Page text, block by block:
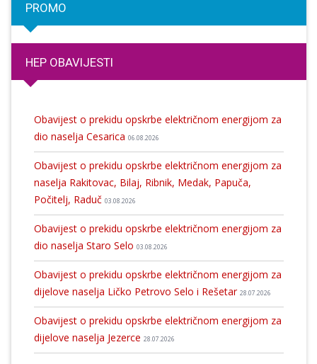
PROMO
HEP OBAVIJESTI
Obavijest o prekidu opskrbe električnom energijom za
dio naselja Cesarica 06.08.2026
Obavijest o prekidu opskrbe električnom energijom za
naselja Rakitovac, Bilaj, Ribnik, Medak, Papuča,
Počitelj, Raduč 03.08.2026
Obavijest o prekidu opskrbe električnom energijom za
dio naselja Staro Selo 03.08.2026
Obavijest o prekidu opskrbe električnom energijom za
dijelove naselja Ličko Petrovo Selo i Rešetar 28.07.2026
Obavijest o prekidu opskrbe električnom energijom za
dijelove naselja Jezerce 28.07.2026